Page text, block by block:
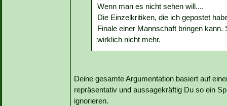
Wenn man es nicht sehen will....
Die Einzelkritiken, die ich gepostet
Finale einer Mannschaft bringen
wirklich nicht mehr.
Deine gesamte Argumentation basiert auf
repräsentativ und aussagekräftig Du so ein
ignorieren.